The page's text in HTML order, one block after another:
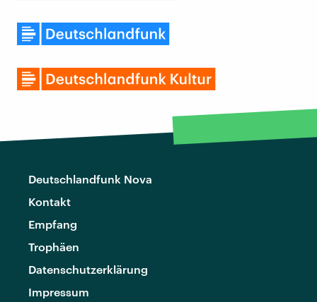
Deutschlandfunk Nova
Kontakt
Empfang
Trophäen
Datenschutzerklärung
Impressum